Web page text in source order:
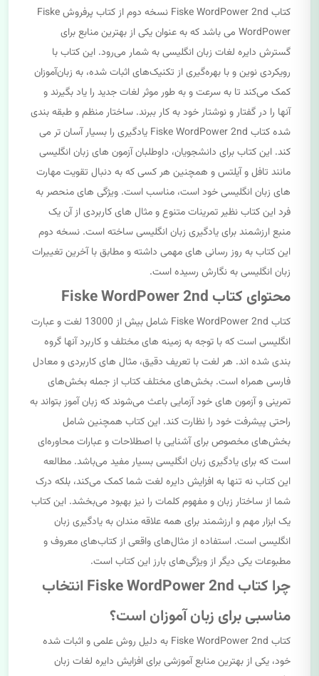
کتاب Fiske WordPower 2nd نسخه دوم از کتاب پرفروش Fiske
WordPower می باشد که به عنوان یکی از بهترین منابع برای
گسترش دایره لغات زبان انگلیسی به شمار می‌رود. این کتاب با
رویکردی نوین و با بهره‌گیری از تکنیک‌های اثبات شده، به زبان‌آموزان
کمک می‌کند تا به سرعت و به طور موثر لغات جدید را یاد بگیرند و
آنها را در گفتار و نوشتار خود به کار ببرند. ساختار منظم و طبقه بندی
شده کتاب Fiske WordPower 2nd یادگیری را بسیار آسان تر می
کند. این کتاب برای دانشجویان، داوطلبان آزمون های زبان انگلیسی
مانند تافل و آیلتس و همچنین هر کسی که به دنبال تقویت مهارت
های زبان انگلیسی خود است، مناسب است. ویژگی های منحصر به
فرد این کتاب نظیر تمرینات متنوع و مثال های کاربردی از آن یک
منبع ارزشمند برای یادگیری زبان انگلیسی ساخته است. نسخه دوم
این کتاب به روز رسانی های مهمی داشته و مطابق با آخرین تغییرات
زبان انگلیسی به نگارش رسیده است.
محتوای کتاب Fiske WordPower 2nd
کتاب Fiske WordPower 2nd شامل بیش از 13000 لغت و عبارت
انگلیسی است که با توجه به زمینه های مختلف و کاربرد آنها گروه
بندی شده اند. هر لغت با تعریف دقیق، مثال های کاربردی و معادل
فارسی همراه است. بخش‌های مختلف کتاب از جمله بخش‌های
تمرینی و آزمون های خود آزمایی باعث می‌شوند که زبان آموز بتواند به
راحتی پیشرفت خود را نظارت کند. این کتاب همچنین شامل
بخش‌های مخصوص برای آشنایی با اصطلاحات و عبارات محاوره‌ای
است که برای یادگیری زبان انگلیسی بسیار مفید می‌باشد. مطالعه
این کتاب نه تنها به افزایش دایره لغت شما کمک می‌کند، بلکه درک
شما از ساختار زبان و مفهوم کلمات را نیز بهبود می‌بخشد. این کتاب
یک ابزار مهم و ارزشمند برای همه علاقه مندان به یادگیری زبان
انگلیسی است. استفاده از مثال‌های واقعی از کتاب‌های معروف و
مطبوعات یکی دیگر از ویژگی‌های بارز این کتاب است.
چرا کتاب Fiske WordPower 2nd انتخاب
مناسبی برای زبان آموزان است؟
کتاب Fiske WordPower 2nd به دلیل روش علمی و اثبات شده
خود، یکی از بهترین منابع آموزشی برای افزایش دایره لغات زبان